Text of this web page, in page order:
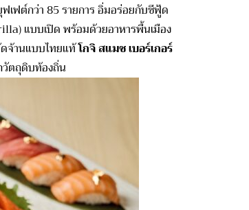
เฟต์กว่า 85 รายการ อิ่มอร่อยกับซีฟู้ด
แบบเปิด พร้อมด้วยอาหารพื้นเมือง
จ้านแบบไทยแท้โกจิ สแมช เบอร์เกอร์
วัตถุดิบท้องถิ่น